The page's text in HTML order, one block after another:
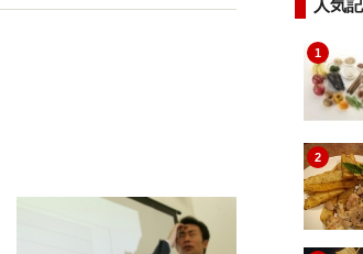
人気
1
2